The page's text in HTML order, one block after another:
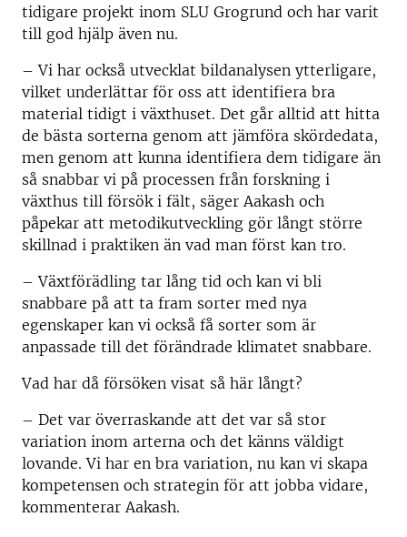
tidigare projekt inom SLU Grogrund och har varit
till god hjälp även nu.
– Vi har också utvecklat bildanalysen ytterligare,
vilket underlättar för oss att identifiera bra
material tidigt i växthuset. Det går alltid att hitta
de bästa sorterna genom att jämföra skördedata,
men genom att kunna identifiera dem tidigare än
så snabbar vi på processen från forskning i
växthus till försök i fält, säger Aakash och
påpekar att metodikutveckling gör långt större
skillnad i praktiken än vad man först kan tro.
– Växtförädling tar lång tid och kan vi bli
snabbare på att ta fram sorter med nya
egenskaper kan vi också få sorter som är
anpassade till det förändrade klimatet snabbare.
Vad har då försöken visat så här långt?
– Det var överraskande att det var så stor
variation inom arterna och det känns väldigt
lovande. Vi har en bra variation, nu kan vi skapa
kompetensen och strategin för att jobba vidare,
kommenterar Aakash.